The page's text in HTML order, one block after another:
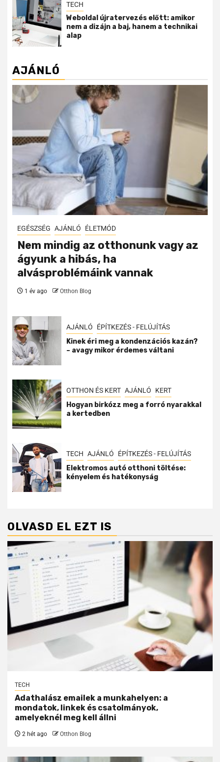
TECH
Weboldal újratervezés előtt: amikor
nem a dizájn a baj, hanem a technikai
alap
AJÁNLÓ
EGÉSZSÉG AJÁNLÓ ÉLETMÓD
Nem mindig az otthonunk vagy az
ágyunk a hibás, ha
alvásproblémáink vannak
1 év ago Otthon Blog
AJÁNLÓ ÉPÍTKEZÉS - FELÚJÍTÁS
Kinek éri meg a kondenzációs kazán?
– avagy mikor érdemes váltani
OTTHON ÉS KERT AJÁNLÓ KERT
Hogyan birkózz meg a forró nyarakkal
a kertedben
TECH AJÁNLÓ ÉPÍTKEZÉS - FELÚJÍTÁS
Elektromos autó otthoni töltése:
kényelem és hatékonyság
OLVASD EL EZT IS
TECH
Adathalász emailek a munkahelyen: a
mondatok, linkek és csatolmányok,
amelyeknél meg kell állni
2 hét ago Otthon Blog